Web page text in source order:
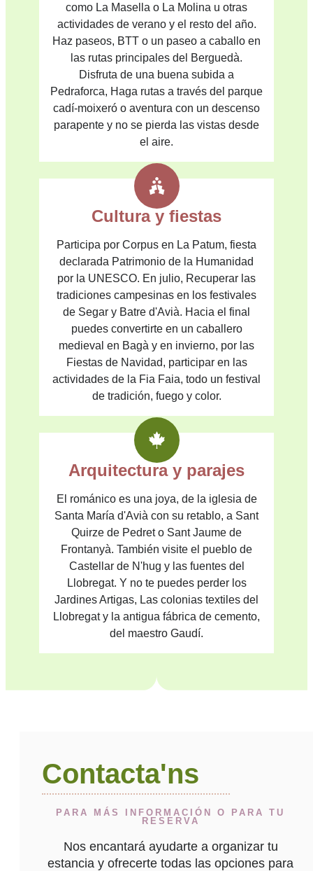
como La Masella o La Molina u otras
actividades de verano y el resto del año.
Haz paseos, BTT o un paseo a caballo en
las rutas principales del Berguedà.
Disfruta de una buena subida a
Pedraforca, Haga rutas a través del parque
cadí-moixeró o aventura con un descenso
parapente y no se pierda las vistas desde
el aire.
Cultura y fiestas
Participa por Corpus en La Patum, fiesta
declarada Patrimonio de la Humanidad
por la UNESCO. En julio, Recuperar las
tradiciones campesinas en los festivales
de Segar y Batre d'Avià. Hacia el final
puedes convertirte en un caballero
medieval en Bagà y en invierno, por las
Fiestas de Navidad, participar en las
actividades de la Fia Faia, todo un festival
de tradición, fuego y color.
Arquitectura y parajes
El románico es una joya, de la iglesia de
Santa María d'Avià con su retablo, a Sant
Quirze de Pedret o Sant Jaume de
Frontanyà. También visite el pueblo de
Castellar de N'hug y las fuentes del
Llobregat. Y no te puedes perder los
Jardines Artigas, Las colonias textiles del
Llobregat y la antigua fábrica de cemento,
del maestro Gaudí.
Contacta'ns
PARA MÁS INFORMACIÓN O PARA TU
RESERVA
Nos encantará ayudarte a organizar tu
estancia y ofrecerte todas las opciones para